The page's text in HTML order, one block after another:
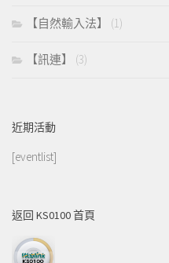
【自然輸入法】 (1)
【訊連】 (3)
近期活動
[eventlist]
返回 KS0100 首頁